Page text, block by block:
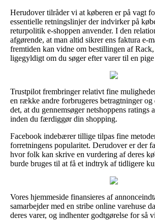
Herudover tilråder vi at køberen er på vagt
essentielle retningslinjer der indvirker på
returpolitik e-shoppen anvender. I den
afgørende, at man altid sikrer ens faktura e-
fremtiden kan vidne om bestillingen af
ligegyldigt om du søger efter varer til en
Trustpilot frembringer relativt fine
en række andre forbrugeres betragtninger og
det, at du gennemsøger netshoppens ratings
inden du færdiggør din shopping.
Facebook indebærer tillige tilpas fine
forretningens popularitet. Derudover er der
hvor folk kan skrive en vurdering af deres
burde bruges til at få et indtryk af tidligere
Vores hjemmeside finansieres af
samarbejder med en stribe online varehuse
deres varer, og indhenter godtgørelse for så